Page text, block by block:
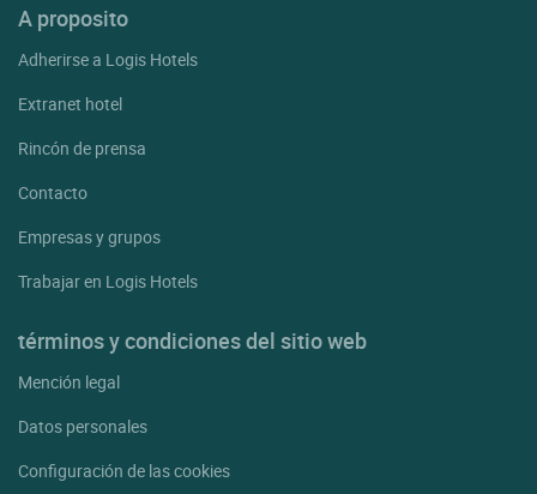
A proposito
Adherirse a Logis Hotels
Extranet hotel
Rincón de prensa
Contacto
Empresas y grupos
Trabajar en Logis Hotels
términos y condiciones del sitio web
Mención legal
Datos personales
Configuración de las cookies